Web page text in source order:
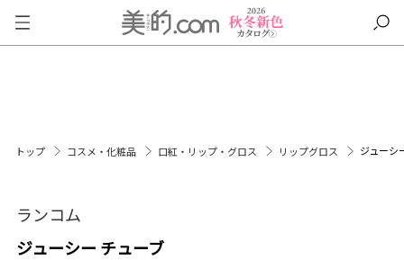
トップ コスメ・化粧品 口紅・リップ・グロス リップグロス ジューシ
ランコム
ジューシー チューブ